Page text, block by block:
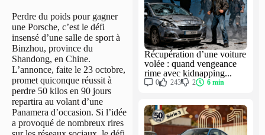
Perdre du poids pour gagner
une Porsche, c’est le défi
insensé d’une salle de sport à
Binzhou, province du
Shandong, en Chine.
L’annonce, faite le 23 octobre,
promet quiconque réussit à
perdre 50 kilos en 90 jours
repartira au volant d’une
Panamera d’occasion. Si l’idée
a provoqué de nombreux rires
Récupération d’une voiture
volée : quand vengeance
rime avec kidnapping...
0 243 2 6 min